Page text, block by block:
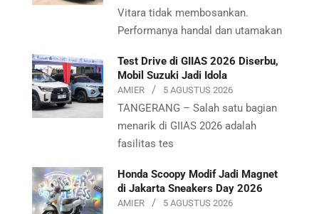
Vitara tidak membosankan.
Performanya handal dan utamakan
Test Drive di GIIAS 2026 Diserbu,
Mobil Suzuki Jadi Idola
AMIER 5 AGUSTUS 2026
TANGERANG – Salah satu bagian
menarik di GIIAS 2026 adalah
fasilitas tes
Honda Scoopy Modif Jadi Magnet
di Jakarta Sneakers Day 2026
AMIER 5 AGUSTUS 2026